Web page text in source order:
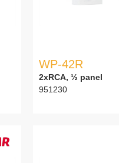
WP-42R
2xRCA, ½ panel
951230